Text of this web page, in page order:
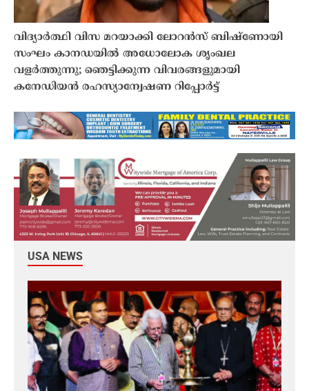
വിദ്യാർത്ഥി വിസ മറയാക്കി ലോറൻസ് ബിഷ്ണോയി
സംഘം കാനഡയിൽ അധോലോക ശൃംഖല
വളർത്തുന്നു; ഞെട്ടിക്കുന്ന വിവരങ്ങളുമായി
കനേഡിയൻ രഹസ്യാന്വേഷണ റിപ്പോർട്ട്
USA NEWS